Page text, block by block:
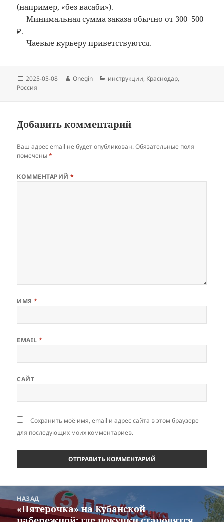
(например, «без васаби»).
— Минимальная сумма заказа обычно от 300–500
₽.
— Чаевые курьеру приветствуются.
Опубликовано
2025-05-08 Автор
Onegin Рубрики
инструкции, Краснодар,
Россия
Добавить комментарий
Ваш адрес email не будет опубликован. Обязательные поля
помечены*
КОММЕНТАРИЙ*
ИМЯ*
EMAIL*
САЙТ
Сохранить моё имя, email и адрес сайта в этом браузере
для последующих моих комментариев.
по
записям
НАЗАД
Предыдущая
«Пятерочка» на Кубанской